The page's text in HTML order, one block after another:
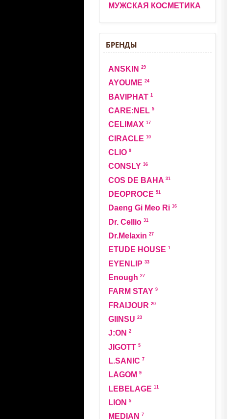
МУЖСКАЯ КОСМЕТИКА
БРЕНДЫ
ANSKIN 29
AYOUME 24
BAVIPHAT 1
CARE:NEL 5
CELIMAX 17
CIRACLE 10
CLIO 9
CONSLY 36
COS DE BAHA 31
DEOPROCE 51
Daeng Gi Meo Ri 16
Dr. Cellio 31
Dr.Melaxin 27
ETUDE HOUSE 1
EYENLIP 33
Enough 27
FARM STAY 9
FRAIJOUR 20
GIINSU 23
J:ON 2
JIGOTT 5
L.SANIC 7
LAGOM 9
LEBELAGE 11
LION 5
MEDIAN 7